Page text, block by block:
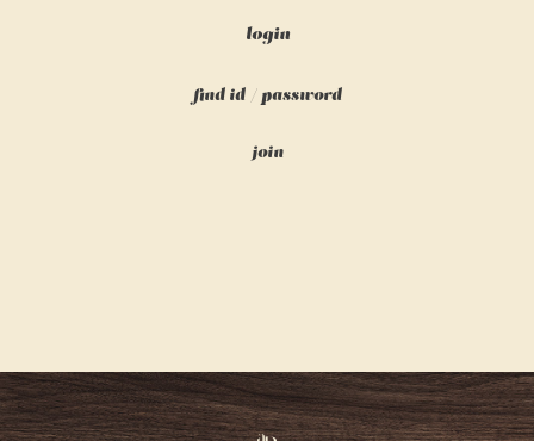
login
find id / password
join
Atelier